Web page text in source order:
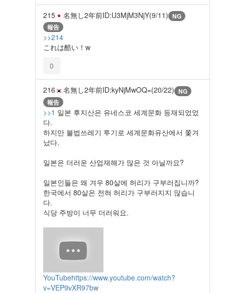
215 名無し2年前ID:U3MjM3NjY(9/11) NG
報告
>>214
これは酷い！w
0
216 名無し2年前ID:kyNjMwOQ=(20/22) NG
報告
>>1 일본 후지산은 유네스코 세계문화 등재되었었
다.
하지만 불법쓰레기 투기로 세계문화유산에서 쫓겨
났다.
일본은 더러운 산업재해가 많은 것 아닐까요?
일본인들은 왜 겨우 80살에 허리가 구부러집니까?
한국에서 80살은 전혀 허리가 구부러지지 않습니
다.
식당 주방이 너무 더러워요.
YouTubehttps://www.youtube.com/watch?
v=VEP9vXR97bw